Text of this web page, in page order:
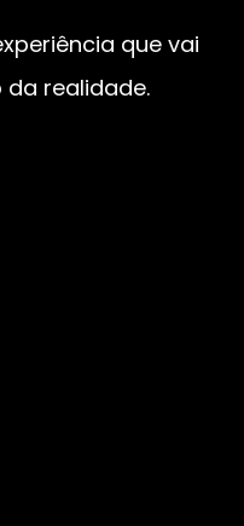
que vai
da realidade.